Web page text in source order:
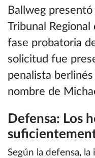
Ballweg
Tribunal
fase probatoria
solicitud fue
penalista
nombre de
Defensa: Los
Según la defensa,